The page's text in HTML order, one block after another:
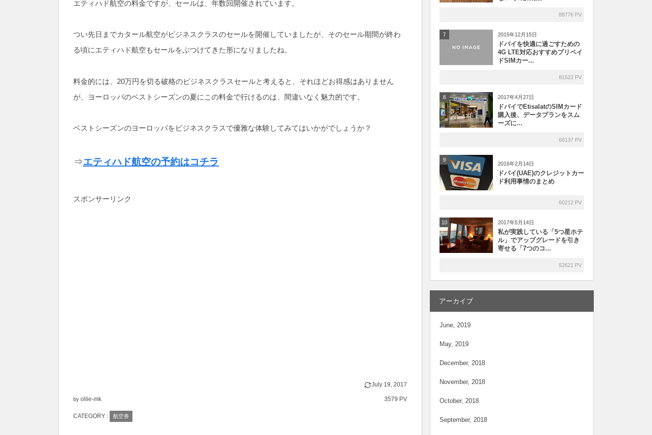
エティハド航空の料金ですが、セールは、年数回開催されています。
つい先日までカタール航空がビジネスクラスのセールを開催していましたが、そのセール期間が終わ
る頃にエティハド航空もセールをぶつけてきた形になりましたね。
料金的には、20万円を切る破格のビジネスクラスセールと考えると、それほどお得感はありません
が、ヨーロッパのベストシーズンの夏にこの料金で行けるのは、間違いなく魅力的です。
ベストシーズンのヨーロッパをビジネスクラスで優雅な体験してみてはいかがでしょうか？
⇒エティハド航空の予約はコチラ
スポンサーリンク
July 19 2017
by ollie-mk 3579 PV
CATEGORY : 航空券
88776 PV
7 2015年12月15日
ドバイを快適に過ごすための
4G LTE対応おすすめプリペイ
ドSIMカー...
81522 PV
8 2017年4月27日
ドバイでEtisalatのSIMカード
購入後、データプランをスム
ーズに...
66137 PV
9
2016年2月14日
ドバイ(UAE)のクレジットカー
ド利用事情のまとめ
60212 PV
10 2017年5月14日
私が実践している「5つ星ホテ
ル」でアップグレードを引き
寄せる「7つのコ...
52621 PV
アーカイブ
June, 2019
May, 2019
December, 2018
November, 2018
October, 2018
September, 2018